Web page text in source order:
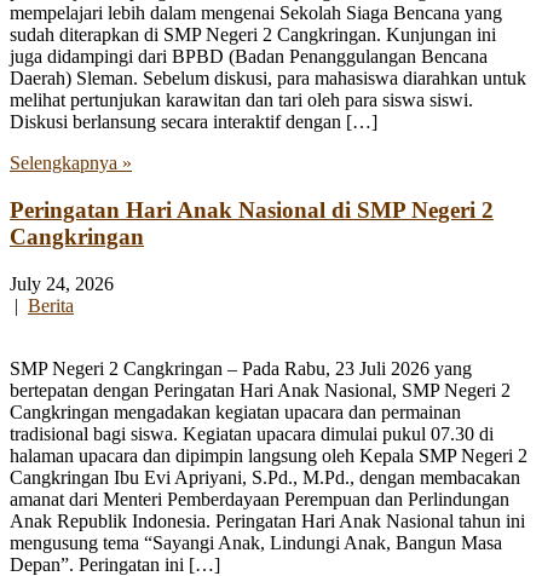
mempelajari lebih dalam mengenai Sekolah Siaga Bencana yang
sudah diterapkan di SMP Negeri 2 Cangkringan. Kunjungan ini
juga didampingi dari BPBD (Badan Penanggulangan Bencana
Daerah) Sleman. Sebelum diskusi, para mahasiswa diarahkan untuk
melihat pertunjukan karawitan dan tari oleh para siswa siswi.
Diskusi berlansung secara interaktif dengan […]
Selengkapnya »
Peringatan Hari Anak Nasional di SMP Negeri 2
Cangkringan
July 24, 2026
| Berita
SMP Negeri 2 Cangkringan – Pada Rabu, 23 Juli 2026 yang
bertepatan dengan Peringatan Hari Anak Nasional, SMP Negeri 2
Cangkringan mengadakan kegiatan upacara dan permainan
tradisional bagi siswa. Kegiatan upacara dimulai pukul 07.30 di
halaman upacara dan dipimpin langsung oleh Kepala SMP Negeri 2
Cangkringan Ibu Evi Apriyani, S.Pd., M.Pd., dengan membacakan
amanat dari Menteri Pemberdayaan Perempuan dan Perlindungan
Anak Republik Indonesia. Peringatan Hari Anak Nasional tahun ini
mengusung tema “Sayangi Anak, Lindungi Anak, Bangun Masa
Depan”. Peringatan ini […]